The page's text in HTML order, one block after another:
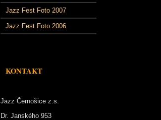
Jazz Fest Foto 2007
Jazz Fest Foto 2006
KONTAKT
Jazz Černošice z.s.
Dr. Janského 953